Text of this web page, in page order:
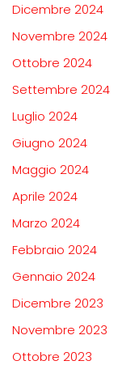
Dicembre 2024
Novembre 2024
Ottobre 2024
Settembre 2024
Luglio 2024
Giugno 2024
Maggio 2024
Aprile 2024
Marzo 2024
Febbraio 2024
Gennaio 2024
Dicembre 2023
Novembre 2023
Ottobre 2023